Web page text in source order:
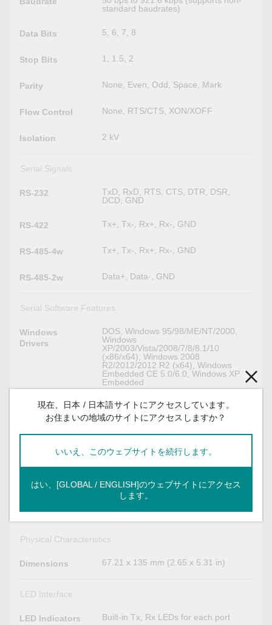
standard baudrates)
Data Bits 5, 6, 7, 8
Stop Bits 1, 1.5, 2
Parity None, Even, Odd, Space, Mark
Flow Control None, RTS/CTS, XON/XOFF
Isolation 2 kV
Serial Signals
RS-232
TxD, RxD, RTS, CTS, DTR, DSR,
DCD, GND
RS-422 Tx+, Tx-, Rx+, Rx-, GND
RS-485-4w Tx+, Tx-, Rx+, Rx-, GND
RS-485-2w Data+, Data-, GND
Serial Software Features
Windows
Drivers
DOS, Windows 95/98/ME/NT/2000,
Windows
XP/2003/Vista/2008/7/8/8.1/10
(x86/x64), Windows 2008
R2/2012/2012 R2 (x64), Windows
Embedded CE 5.0/6.0, Windows XP
Embedded
Linux Drivers
Linux kernel 2.4.x, Linux kernel 2.6.x,
Linux kernel 3.x, Linux kernel 4.x,
Linux kernel 5.x
UNIX Drivers
QNX 6, Solaris 10, UnixWare 7, SCO
OpenServer 5, SCO OpenServer 6
Power Parameters
Physical Characteristics
Dimensions 67.21 x 135 mm (2.65 x 5.31 in)
LED Interface
LED Indicators Built-in Tx, Rx LEDs for each port
現在、日本 / 日本語サイトにアクセスしています。
お住まいの地域のサイトにアクセスしますか？
いいえ、このウェブサイトを続行します。
はい、[GLOBAL / ENGLISH]のウェブサイトにアクセス
します。